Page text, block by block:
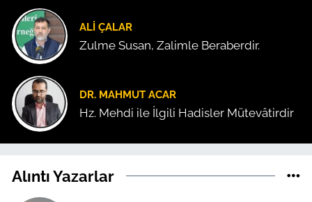
ALI ÇALAR
Zulme Susan, Zalimle Beraberdir.
DR. MAHMUT ACAR
Hz. Mehdi ile İlgili Hadisler Mütevâtirdir
Alıntı Yazarlar